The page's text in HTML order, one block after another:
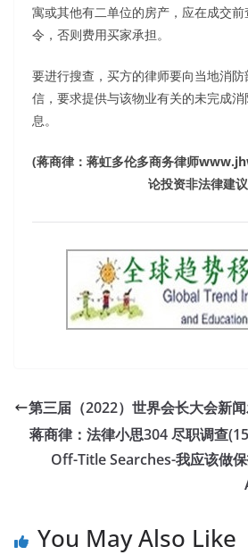
寓或其他有二单位的房产，应在成交
令，否则费用买家承担。
要进行搜查，买方的律师要向当地消
信，要求提供与该物业有关的未完成
息。
(蒋商律：蒋虹多伦多商务律师
论投资非法律建
第三届（2022）世界会长大会新
蒋商律：法律小思304 尽职调查
Off-Title Searches-我应该做
You May Also Like